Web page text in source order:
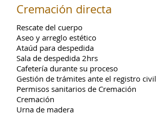
Cremación directa
Rescate del cuerpo
Aseo y arreglo estético
Ataúd para despedida
Sala de despedida 2hrs
Cafetería durante su proceso
Gestión de trámites ante el registro civil
Permisos sanitarios de Cremación
Cremación
Urna de madera